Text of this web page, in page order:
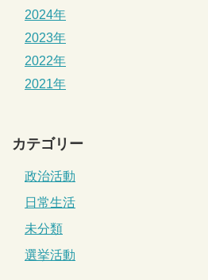
2024年
2023年
2022年
2021年
カテゴリー
政治活動
日常生活
未分類
選挙活動